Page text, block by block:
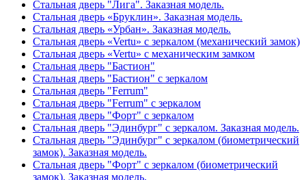
Стальная дверь "Лига". Заказная модель.
Стальная дверь «Бруклин». Заказная модель.
Стальная дверь «Урбан». Заказная модель.
Стальная дверь «Vertu» с зеркалом (механический замок)
Стальная дверь «Vertu» с механическим замком
Стальная дверь "Бастион"
Стальная дверь "Бастион" с зеркалом
Стальная дверь "Ferrum"
Стальная дверь "Ferrum" с зеркалом
Стальная дверь "Форт" с зеркалом
Стальная дверь "Эдинбург" с зеркалом. Заказная модель.
Стальная дверь "Эдинбург" с зеркалом (биометрический
замок). Заказная модель.
Стальная дверь "Форт" с зеркалом (биометрический
замок). Заказная модель.